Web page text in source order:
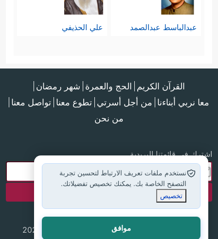
عبدالباسط عبدالصمد علي الحذيفي
القرآن الكريم الحج والعمرة شهر رمضان
معا نربي أبناءنا من أجل أسرتي تطوع معنا تواصل معنا
من نحن
اشترك في قائمتنا البريدية
جميع الحقوق محفوظة لموقع إسلام أون لاين © 2025
نستخدم ملفات تعريف الارتباط لتحسين تجربة
التصفح الخاصة بك. يمكنك تخصيص تفضيلاتك.
تخصيص
موافق